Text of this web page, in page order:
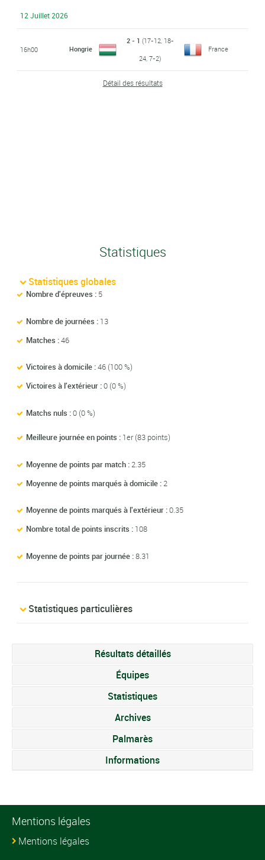
12 Juillet 2026
16h00 Hongrie
2 - 1 (17-12, 18-
24, 7-2)
France
Détail des résultats
Statistiques
Statistiques globales
Nombre d'épreuves : 5
Nombre de journées : 13
Matches :46
Victoires à domicile :46 (100 %)
Victoires à l'extérieur :0 (0 %)
Matchs nuls :0 (0 %)
Meilleure journée en points : 1er (83 points)
Moyenne de points par match : 2.35
Moyenne de points marqués à domicile : 2
Moyenne de points marqués à l'extérieur :0.35
Nombre total de points inscrits : 108
Moyenne de points par journée :8.31
Statistiques particulières
Résultats détaillés
Équipes
Statistiques
Archives
Palmarès
Informations
Mentions légales
Mentions légales